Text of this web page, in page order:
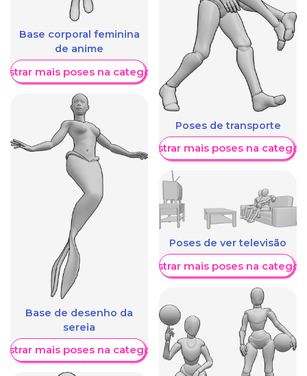
Base corporal feminina
de anime
mais poses na categoria
Base de desenho da
sereia
mais poses na categoria
Poses de transporte
Mostrar mais poses na
Poses de ver televisão
Mostrar mais poses na